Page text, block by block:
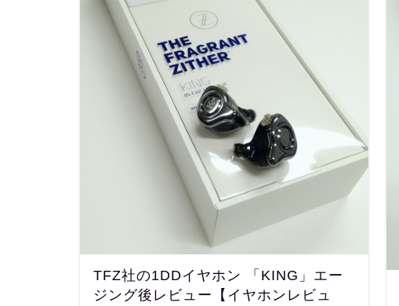
TFZ社の1DDイヤホン 「KING」エー
ジング後レビュー【イヤホンレビュ